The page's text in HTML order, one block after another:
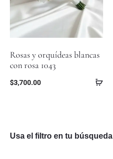
Rosas y orquídeas blancas
con rosa 1043
$3,700.00
Usa el filtro en tu búsqueda